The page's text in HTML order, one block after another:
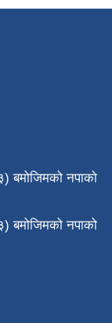
बमोजिमको नपाको
बमोजिमको नपाको